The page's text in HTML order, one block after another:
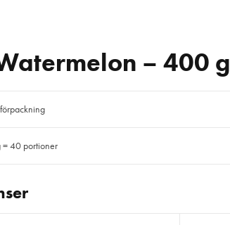
– 400 g
40 portioner